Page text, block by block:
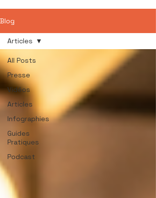
Blog
All Posts
Presse
Vidéos
Articles
Infographies
Guides
Pratiques
Podcast
Articles